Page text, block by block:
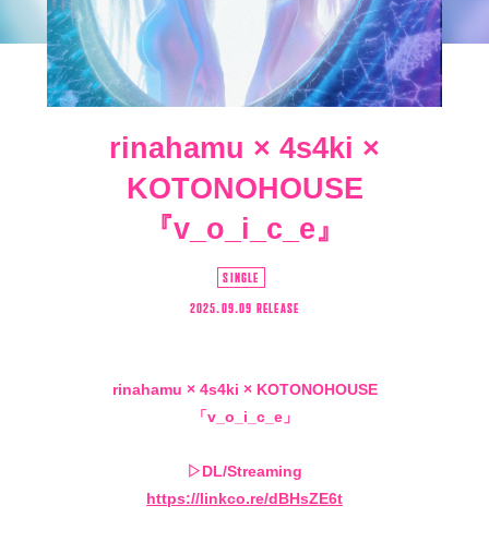
STORE
4log
rinahamu × 4s4ki ×
KOTONOHOUSE
『v_o_i_c_e』
SINGLE
2025.09.09 RELEASE
rinahamu × 4s4ki × KOTONOHOUSE
「v_o_i_c_e」
▷DL/Streaming
https://linkco.re/dBHsZE6t